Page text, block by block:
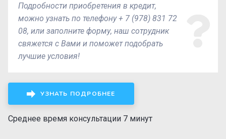
Подробности приобретения в кредит,
можно узнать по телефону + 7 (978) 831 72
08, или заполните форму, наш сотрудник
свяжется с Вами и поможет подобрать
лучшие условия!
УЗНАТЬ ПОДРОБНЕЕ
Среднее время консультации 7 минут